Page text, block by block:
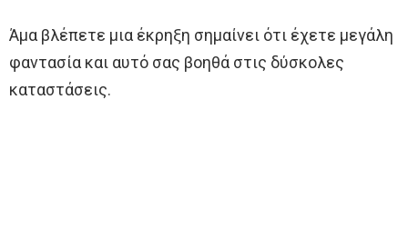
Άμα βλέπετε μια έκρηξη σημαίνει ότι έχετε μεγάλη
φαντασία και αυτό σας βοηθά στις δύσκολες
καταστάσεις.